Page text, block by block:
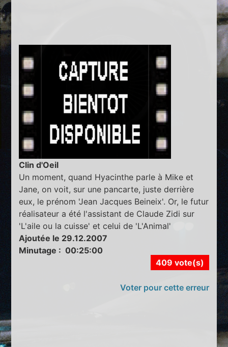
Clin d'Oeil
Un moment, quand Hyacinthe parle à Mike et
Jane, on voit, sur une pancarte, juste derrière
eux, le prénom 'Jean Jacques Beineix'. Or, le futur
réalisateur a été l'assistant de Claude Zidi sur
'L'aile ou la cuisse' et celui de 'L'Animal'
Ajoutée le 29.12.2007
Minutage : 00:25:00
409 vote(s)
Voter pour cette erreur